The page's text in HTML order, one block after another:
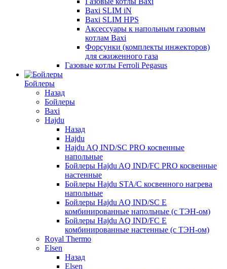
Baxi SLIM iN
Baxi SLIM HPS
Аксессуары к напольным газовым
котлам Baxi
Форсунки (комплекты инжекторов)
для сжиженного газа
Газовые котлы Ferroli Pegasus
Бойлеры
Назад
Бойлеры
Baxi
Hajdu
Назад
Hajdu
Hajdu AQ IND/SC PRO косвенные
напольные
Бойлеры Hajdu AQ IND/FC PRO косвенные
настенные
Бойлеры Hajdu STA/C косвенного нагрева
напольные
Бойлеры Hajdu AQ IND/SC E
комбинированные напольные (с ТЭН-ом)
Бойлеры Hajdu AQ IND/FC E
комбинированные настенные (с ТЭН-ом)
Royal Thermo
Elsen
Назад
Elsen